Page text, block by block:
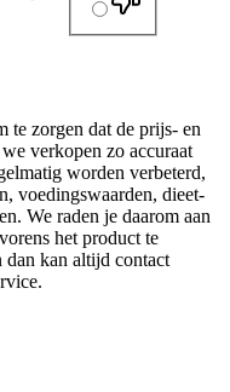
te zorgen dat de prijs- en
verkopen zo accuraat
worden verbeterd,
voedingswaarden, dieet-
We raden je daarom aan
het product te
kan altijd contact